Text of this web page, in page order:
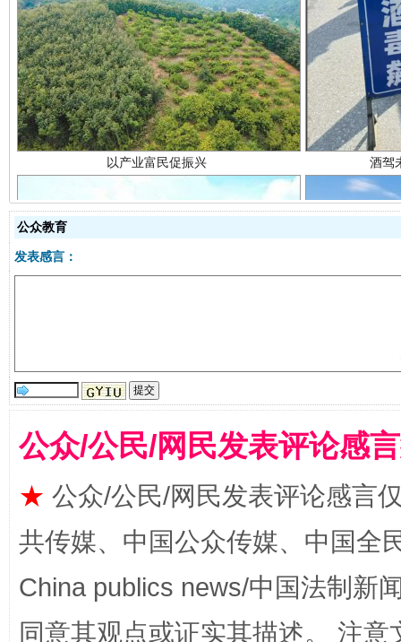
以产业富民促振兴 酒驾
从幼儿园到大学，有这些资助 “
公众教育
发表感言：
公众/公民/网民发表评论感
★ 公众/公民/网民发表评论感言
共传媒、中国公众传媒、中国全
China publics news/中国法制新
同意其观点或证实其描述。 注